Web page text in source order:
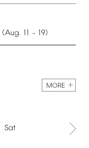
(Aug. 11 – 19)
MORE
Sat